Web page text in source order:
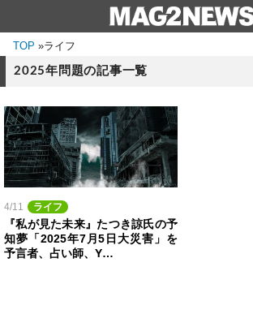
TOP »ライフ
2025年問題の記事一覧
4/11 ライフ
『私が見た未来』たつき諒氏の予
知夢「2025年7月5日大災害」を
予言者、占い師、Y…